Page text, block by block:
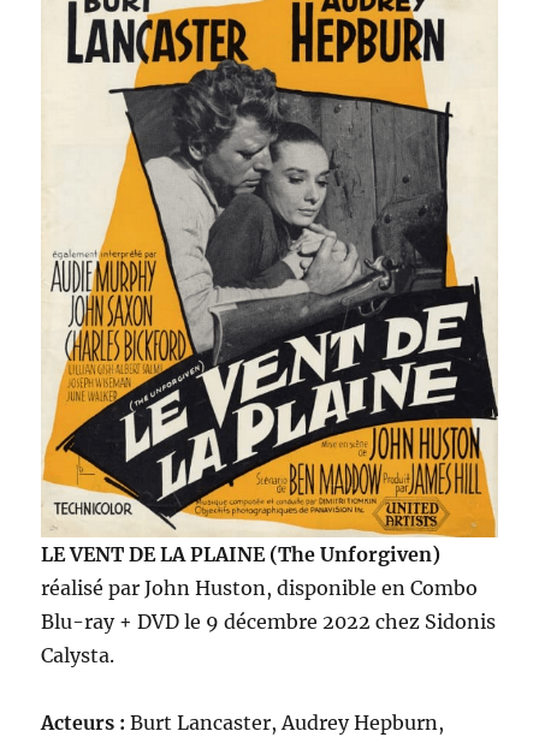
LE VENT DE LA PLAINE (The Unforgiven)
réalisé par John Huston, disponible en Combo
Blu-ray + DVD le 9 décembre 2022 chez Sidonis
Calysta.
Acteurs : Burt Lancaster, Audrey Hepburn,